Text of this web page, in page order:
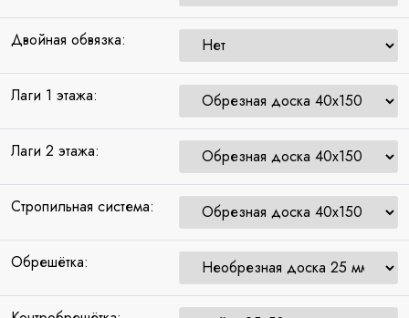
Двойная обвязка:
Лаги 1 этажа:
Лаги 2 этажа:
Стропильная система:
Обрешётка: